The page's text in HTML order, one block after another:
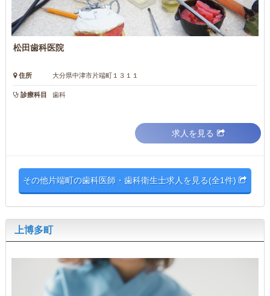
松田歯科医院
住所 大分県中津市片端町１３１１
診療科目 歯科
求人を見る
その他片端町の歯科医師・歯科衛生士求人を見る(全1件)
上博多町